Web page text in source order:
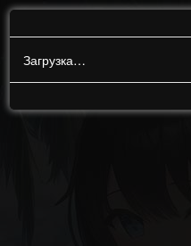
Загрузка…